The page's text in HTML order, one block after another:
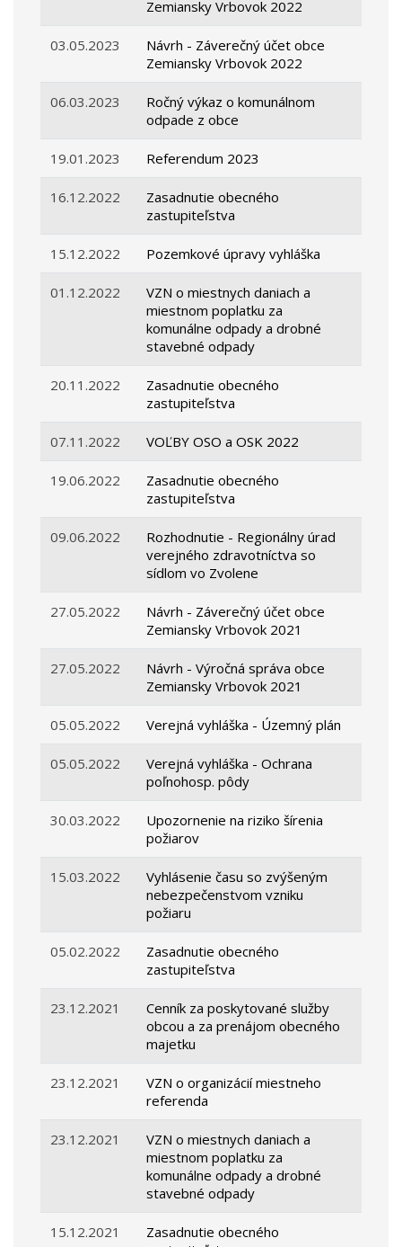
Zemiansky Vrbovok 2022
03.05.2023
Návrh - Záverečný účet obce
Zemiansky Vrbovok 2022
06.03.2023
Ročný výkaz o komunálnom
odpade z obce
19.01.2023 Referendum 2023
16.12.2022
Zasadnutie obecného
zastupiteľstva
15.12.2022 Pozemkové úpravy vyhláška
01.12.2022
VZN o miestnych daniach a
miestnom poplatku za
komunálne odpady a drobné
stavebné odpady
20.11.2022
Zasadnutie obecného
zastupiteľstva
07.11.2022 VOĽBY OSO a OSK 2022
19.06.2022
Zasadnutie obecného
zastupiteľstva
09.06.2022
Rozhodnutie - Regionálny úrad
verejného zdravotníctva so
sídlom vo Zvolene
27.05.2022
Návrh - Záverečný účet obce
Zemiansky Vrbovok 2021
27.05.2022
Návrh - Výročná správa obce
Zemiansky Vrbovok 2021
05.05.2022 Verejná vyhláška - Územný plán
05.05.2022
Verejná vyhláška - Ochrana
poľnohosp. pôdy
30.03.2022
Upozornenie na riziko šírenia
požiarov
15.03.2022
Vyhlásenie času so zvýšeným
nebezpečenstvom vzniku
požiaru
05.02.2022
Zasadnutie obecného
zastupiteľstva
23.12.2021
Cenník za poskytované služby
obcou a za prenájom obecného
majetku
23.12.2021
VZN o organizácií miestneho
referenda
23.12.2021
VZN o miestnych daniach a
miestnom poplatku za
komunálne odpady a drobné
stavebné odpady
15.12.2021
Zasadnutie obecného